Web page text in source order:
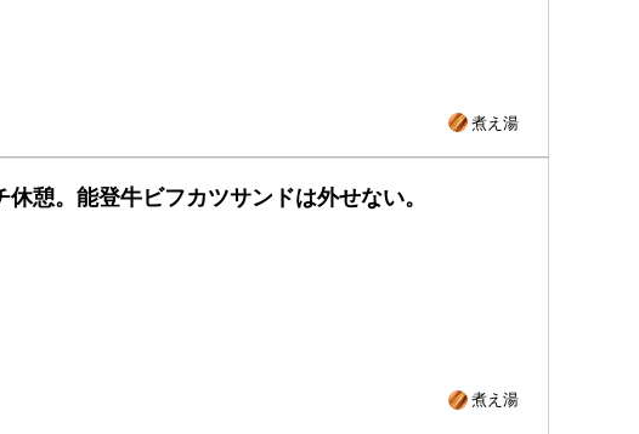
煮え湯
憩。能登牛ビフカツサンドは外せない。
煮え湯